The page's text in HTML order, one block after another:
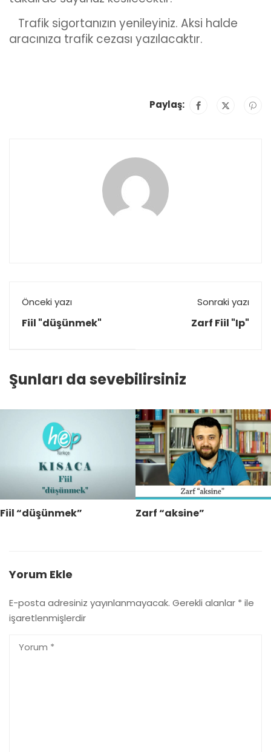
Trafik sigortanızın yenileyiniz. Aksi halde
aracınıza trafik cezası yazılacaktır.
Paylaş:
Önceki yazı
Fiil "düşünmek"
Sonraki yazı
Zarf Fiil "Ip"
Şunları da sevebilirsiniz
Fiil “düşünmek” Zarf “aksine”
Yorum Ekle
E-posta adresiniz yayınlanmayacak. Gerekli alanlar * ile
işaretlenmişlerdir